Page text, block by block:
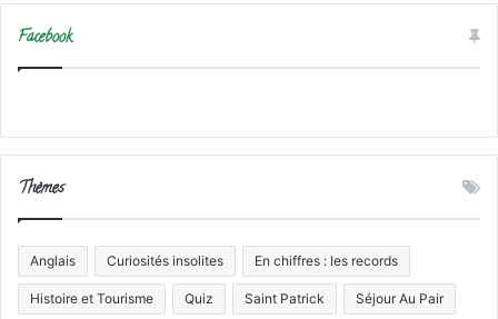
Facebook
Thèmes
Anglais Curiosités insolites En chiffres : les records
Histoire et Tourisme Quiz Saint Patrick Séjour Au Pair